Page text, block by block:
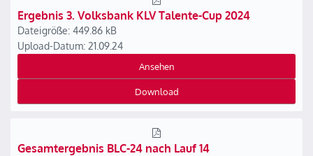
Ergebnis 3. Volksbank KLV Talente-Cup 2024
Dateigröße: 449.86 kB
Upload-Datum: 21.09.24
Ansehen
Download
Gesamtergebnis BLC-24 nach Lauf 14